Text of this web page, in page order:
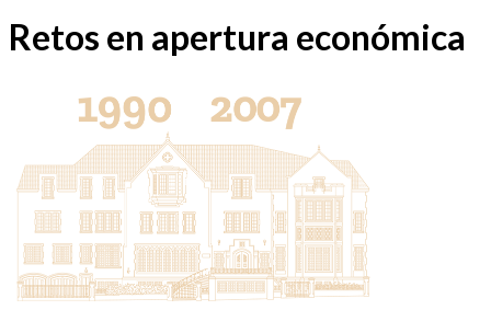
Retos en apertura económica